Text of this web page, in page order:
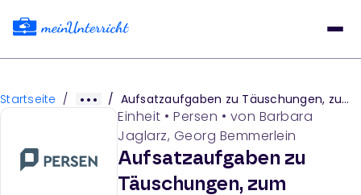
Startseite / / Aufsatzaufgaben zu Täuschungen, zum Missachten der Hausordnung und von Anweisungen
Einheit • Persen • von Barbara
Jaglarz, Georg Bemmerlein
Aufsatzaufgaben zu
Täuschungen, zum